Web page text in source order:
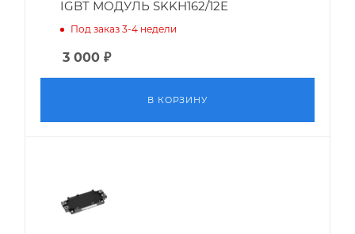
IGBT МОДУЛЬ SKKH162/12E
Под заказ 3-4 недели
3 000 ₽
В КОРЗИНУ